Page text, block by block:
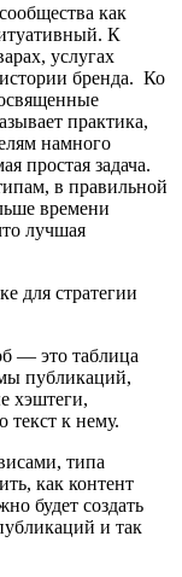
как
К
услугах
бренда. Ко
практика,
намного
простая задача.
в правильной
времени
лучшая
для стратегии
— это таблица
публикаций,
хэштеги,
текст к нему.
типа
как контент
будет создать
и так